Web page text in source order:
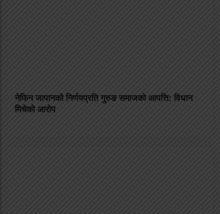
नेफिन जापानको निर्णयप्रति गुरुङ समाजको आपत्ति: विधान
मिचेको आरोप